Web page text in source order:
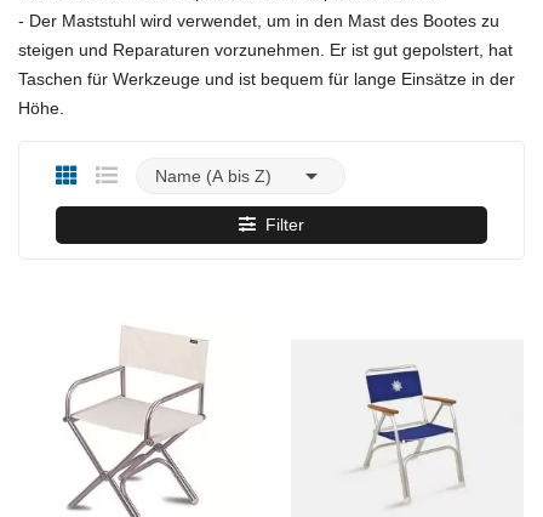
- Der Maststuhl wird verwendet, um in den Mast des Bootes zu
steigen und Reparaturen vorzunehmen. Er ist gut gepolstert, hat
Taschen für Werkzeuge und ist bequem für lange Einsätze in der
Höhe.
Name (A bis Z) 
Filter